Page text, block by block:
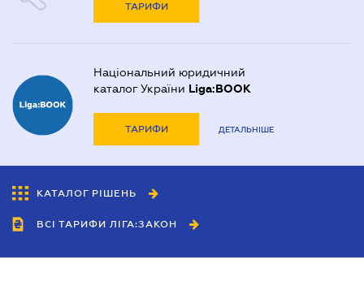
ТАРИФИ
Національний юридичний
каталог України Liga:BOOK
ТАРИФИ ДЕТАЛЬНІШЕ
КАТАЛОГ РІШЕНЬ
ВСІ ТАРИФИ ЛІГА:ЗАКОН